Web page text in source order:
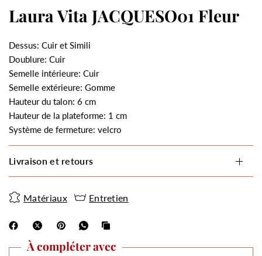
Laura Vita JACQUESO01 Fleur
Dessus: Cuir et Simili
Doublure: Cuir
Semelle intérieure: Cuir
Semelle extérieure: Gomme
Hauteur du talon: 6 cm
Hauteur de la plateforme: 1 cm
Système de fermeture: velcro
Livraison et retours
Matériaux Entretien
À compléter avec